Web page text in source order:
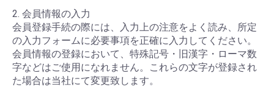
2. 会員情報の入力
会員登録手続の際には、入力上の注意をよく読み、所定
の入力フォームに必要事項を正確に入力してください。
会員情報の登録において、特殊記号・旧漢字・ローマ数
字などはご使用になれません。これらの文字が登録され
た場合は当社にて変更致します。